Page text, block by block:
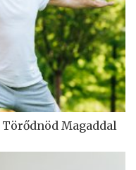
Magaddal